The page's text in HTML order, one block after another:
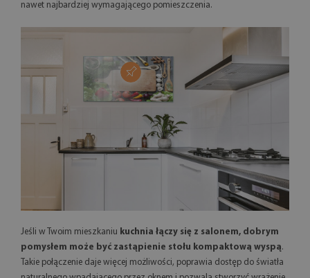
nawet najbardziej wymagającego pomieszczenia.
Jeśli w Twoim mieszkaniu kuchnia łączy się z salonem, dobrym
pomysłem może być zastąpienie stołu kompaktową wyspą.
Takie połączenie daje więcej możliwości, poprawia dostęp do światła